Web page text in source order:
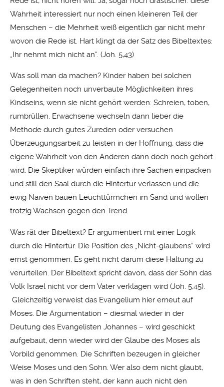
Wahrheit interessiert nur noch einen kleineren Teil der
Menschen – die Mehrheit weiß eigentlich gar nicht mehr
wovon die Rede ist. Hart klingt da der Satz des Bibeltextes:
„Ihr nehmt mich nicht an“. (Joh. 5,43)
Was soll man da machen? Kinder haben bei solchen
Gelegenheiten noch unverbaute Möglichkeiten ihres
Kindseins, wenn sie nicht gehört werden: Schreien, toben,
rumbrüllen. Erwachsene wechseln dann lieber die
Methode durch gutes Zureden oder versuchen
Überzeugungsarbeit zu leisten in der Hoffnung, dass die
eigene Wahrheit von den Anderen dann doch noch gehört
wird. Die Skeptiker würden einfach ihre Sachen einpacken
und still den Saal durch die Hintertür verlassen und die
ewig Naiven bauen Leuchttürmchen im Sand und wollen
trotzig Wachsen gegen den Trend.
Was rät der Bibeltext? Er argumentiert mit einer Logik
durch die Hintertür. Die Position des „Nicht-glaubens“ wird
ernst genommen. Es geht nicht darum diese Haltung zu
verurteilen. Der Bibeltext spricht davon, dass der Sohn das
Volk Israel nicht vor dem Vater verklagen wird (Joh. 5,45).
Gleichzeitig verweist das Evangelium hier erneut auf
Moses. Die Argumentation – diesmal wieder in der
Deutung des Evangelisten Johannes – wird geschickt
aufgebaut, denn wieder wird der Glaube des Moses als
Vorbild genommen. Die Schriften bezeugen in gleicher
Weise Moses und den Sohn. Wer also dem nicht glaubt,
was in den Schriften steht, der kann auch nicht den